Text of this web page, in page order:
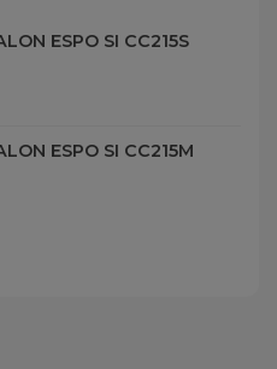
ESPO SI CC215S
ESPO SI CC215M